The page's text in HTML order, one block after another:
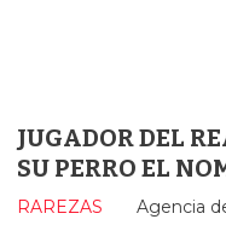
JUGADOR DEL
SU PERRO EL
Agencia
RAREZAS